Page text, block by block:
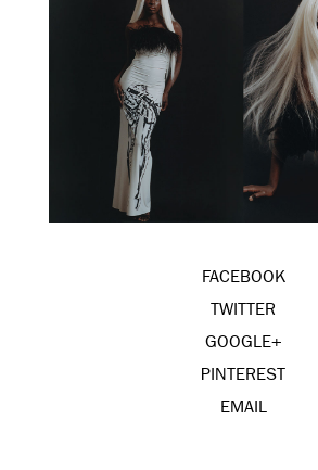
FACEBOOK
TWITTER
GOOGLE+
PINTEREST
EMAIL